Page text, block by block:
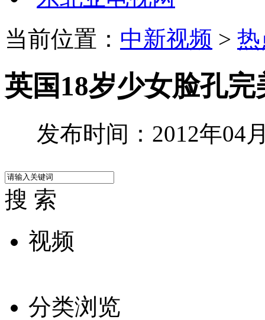
当前位置： 中新视频 >
英国18岁少女脸孔
发布时间：2012年04
搜 索
视频
分类浏览